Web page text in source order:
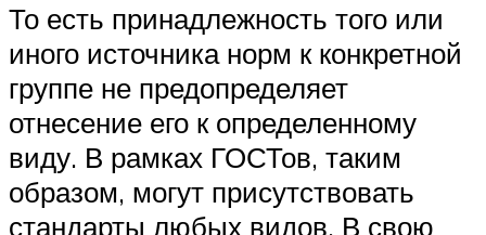
То есть принадлежность того или
иного источника норм к конкретной
группе не предопределяет
отнесение его к определенному
виду. В рамках ГОСТов, таким
образом, могут присутствовать
стандарты любых видов. В свою